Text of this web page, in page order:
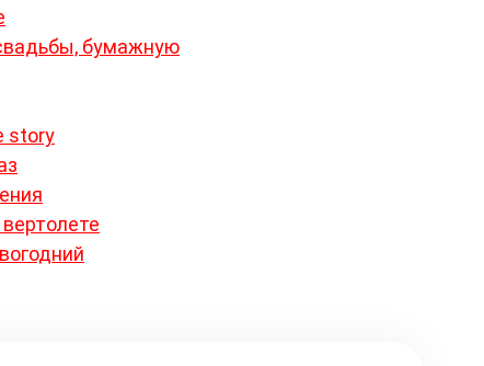
бумажную
story